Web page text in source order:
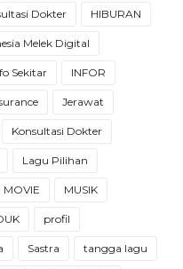
Dokter HIBURAN
Melek Digital
Sekitar INFOR
Jerawat
Konsultasi Dokter
Lagu Pilihan
MOVIE MUSIK
profil
Sastra tangga lagu